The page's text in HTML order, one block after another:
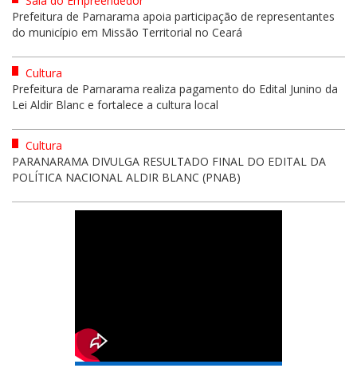
Prefeitura de Parnarama apoia participação de representantes
do município em Missão Territorial no Ceará
Cultura
Prefeitura de Parnarama realiza pagamento do Edital Junino da
Lei Aldir Blanc e fortalece a cultura local
Cultura
PARANARAMA DIVULGA RESULTADO FINAL DO EDITAL DA
POLÍTICA NACIONAL ALDIR BLANC (PNAB)